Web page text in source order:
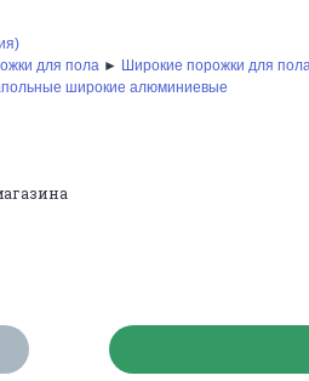
для пола ► Широкие порожки для
широкие алюминиевые